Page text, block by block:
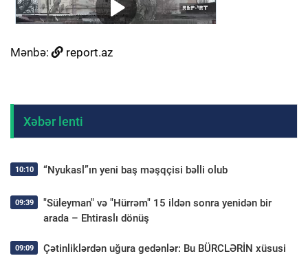
Mənbə: report.az
Xəbər lenti
10:10 “Nyukasl”ın yeni baş məşqçisi bəlli olub
09:39
"Süleyman" və "Hürrəm" 15 ildən sonra yenidən bir
arada – Ehtiraslı dönüş
09:09
Çətinliklərdən uğura gedənlər: Bu BÜRCLƏRİN xüsusi